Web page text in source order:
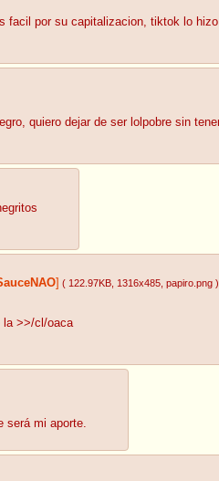
facil por su capitalizacion, tiktok lo
quiero dejar de ser lolpobre sin
] ( 122.97KB , 1316x485 , papiro.png )
la >>/cl/oaca
será mi aporte.